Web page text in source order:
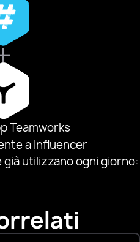
Teamworks
a Influencer
già utilizzano ogni giorno: